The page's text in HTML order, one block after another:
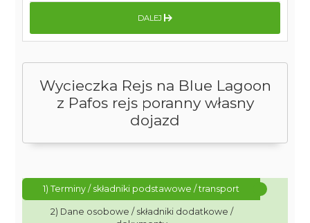
Wycieczka Rejs na Blue Lagoon
z Pafos rejs poranny własny
dojazd
1) Terminy / składniki podstawowe / transport
2) Dane osobowe / składniki dodatkowe /
DALEJ